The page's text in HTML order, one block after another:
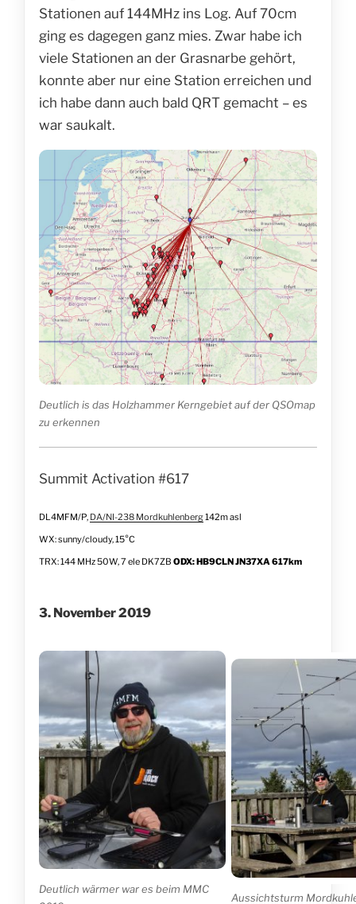
Stationen auf 144MHz ins Log. Auf 70cm
ging es dagegen ganz mies. Zwar habe ich
viele Stationen an der Grasnarbe gehört,
konnte aber nur eine Station erreichen und
ich habe dann auch bald QRT gemacht – es
war saukalt.
Deutlich is das Holzhammer Kerngebiet auf der QSOmap
zu erkennen
Summit Activation #617
DL4MFM/P, DA/NI-238 Mordkuhlenberg142m asl
WX: sunny/cloudy, 15°C
TRX: 144 MHz 50W, 7 ele DK7ZB ODX: HB9CLN JN37XA 617km
3. November 2019
Deutlich wärmer war es beim MMC
Aussichtsturm